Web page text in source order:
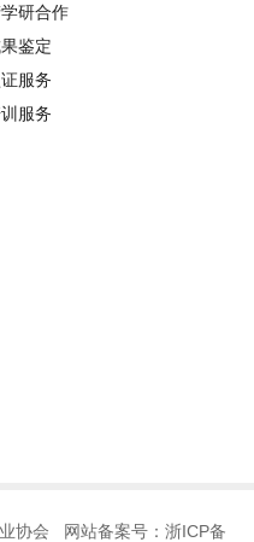
研合作
鉴定
服务
服务
协会 网站备案号： 浙ICP备